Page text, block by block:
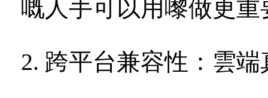
嘅人手可以用嚟做更
2. 跨平台兼容性：雲